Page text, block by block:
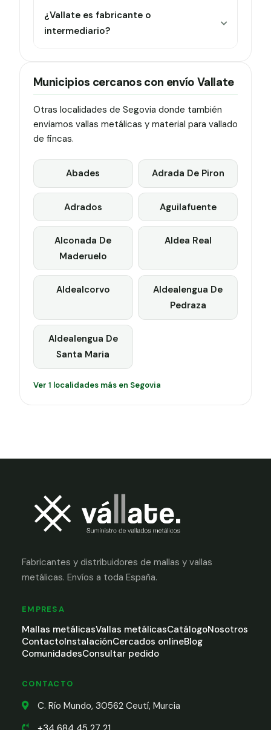
¿Vallate es fabricante o
intermediario?
Municipios cercanos con envío Vallate
Otras localidades de Segovia donde también
enviamos vallas metálicas y material para vallado
de fincas.
Abades Adrada De Piron
Adrados Aguilafuente
Alconada De
Maderuelo
Aldea Real
Aldealcorvo
Aldealengua De
Pedraza
Aldealengua De
Santa Maria
Ver 1 localidades más en Segovia
Fabricantes y distribuidores de mallas y vallas
metálicas. Envíos a toda España.
EMPRESA
Mallas metálicasVallas metálicasCatálogoNosotros
ContactoInstalaciónCercados onlineBlog
ComunidadesConsultar pedido
CONTACTO
C. Río Mundo, 30562 Ceutí, Murcia